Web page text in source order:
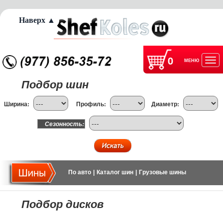
0 МЕНЮ
Подбор шин
Ширина: Профиль: Диаметр:
Сезонность:
По авто Каталог шин Грузовые шины
Подбор дисков
Наверх ▲